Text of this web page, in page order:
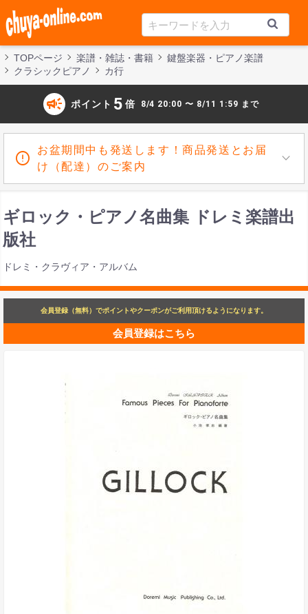
TOPページ 楽譜・雑誌・書籍
鍵盤楽器・ピアノ楽譜
クラシックピアノ
カ行
campaign ポイント 5 倍 8/4 20:00 〜 8/11 1:59 まで
お盆期間中も発送します！商品発送とお届
け（配達）のご案内
ギロック・ピアノ名曲集 ドレミ楽譜出
版社
ドレミ・クラヴィア・アルバム
会員登録（無料）でポイントやクーポンがご利用頂けるようになります。
会員登録はこちら